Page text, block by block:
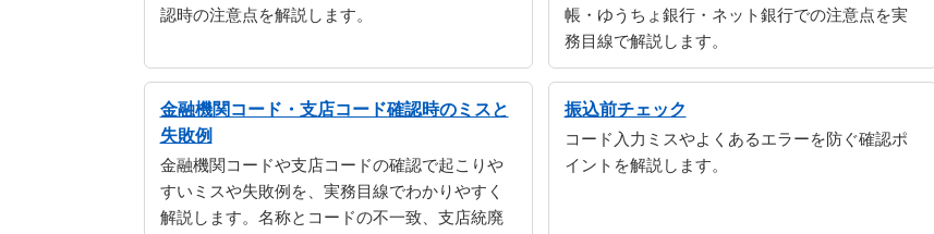
認時の注意点を解説します。
帳・ゆうちょ銀行・ネット銀行での注意点を実
務目線で解説します。
金融機関コード・支店コード確認時のミスと
失敗例
金融機関コードや支店コードの確認で起こりや
すいミスや失敗例を、実務目線でわかりやすく
解説します。名称とコードの不一致、支店統廃
振込前チェック
コード入力ミスやよくあるエラーを防ぐ確認ポ
イントを解説します。